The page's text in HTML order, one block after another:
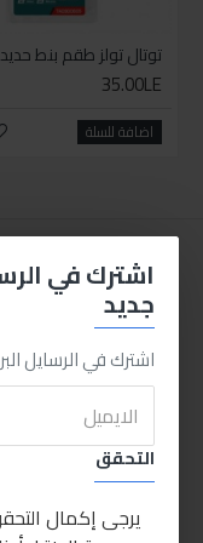
اشترك في
جديد
اشترك في الرسايل
التحقق
يرجى إكمال
توتال تولز طقم بنط حديد 6قطع
35.00LE
اضافة للسلة